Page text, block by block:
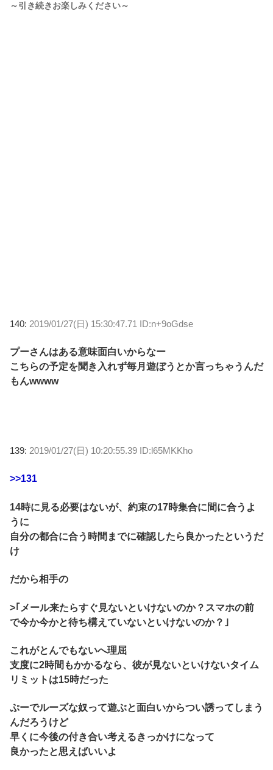
～引き続きお楽しみください～
140: 2019/01/27(日) 15:30:47.71 ID:n+9oGdse
プーさんはある意味面白いからなー
こちらの予定を聞き入れず毎月遊ぼうとか言っちゃうんだ
もんwwww
139: 2019/01/27(日) 10:20:55.39 ID:l65MKKho
>>131
14時に見る必要はないが、約束の17時集合に間に合うよ
うに
自分の都合に合う時間までに確認したら良かったというだ
け
だから相手の
>｢メール来たらすぐ見ないといけないのか？スマホの前
で今か今かと待ち構えていないといけないのか？｣
これがとんでもないへ理屈
支度に2時間もかかるなら、彼が見ないといけないタイム
リミットは15時だった
ぷーでルーズな奴って遊ぶと面白いからつい誘ってしまう
んだろうけど
早くに今後の付き合い考えるきっかけになって
良かったと思えばいいよ